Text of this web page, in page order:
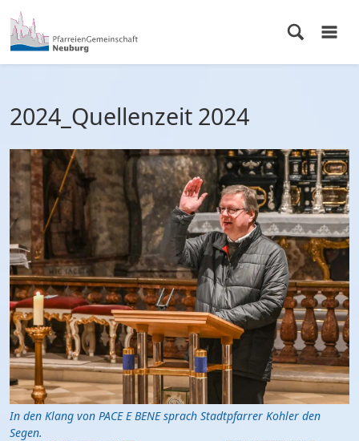
2024_Quellenzeit 2024
In den Klang von PACE E BENE sprach Stadtpfarrer Kohler den
Segen.